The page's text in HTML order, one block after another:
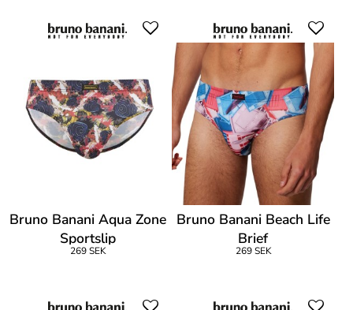
Bruno Banani Aqua Zone
Sportslip
269 SEK
Bruno Banani Beach Life
Brief
269 SEK